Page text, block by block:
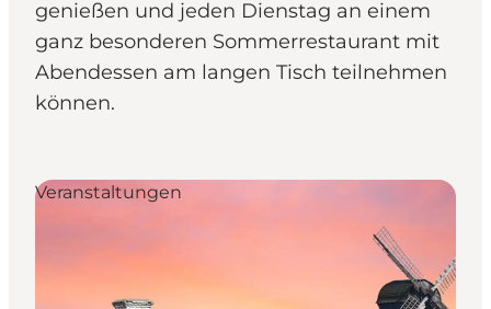
genießen und jeden Dienstag an einem
ganz besonderen Sommerrestaurant mit
Abendessen am langen Tisch teilnehmen
können.
Veranstaltungen